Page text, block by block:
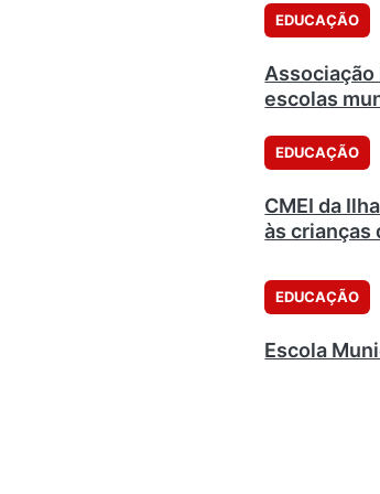
EDUCAÇÃO
escolas
EDUCAÇÃO
CMEI da
às crianças
EDUCAÇÃO
Escola